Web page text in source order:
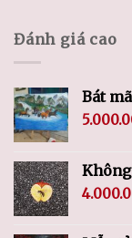
Đánh giá cao
Bát